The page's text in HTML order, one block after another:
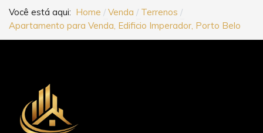
Você está aqui: Home Venda
Terrenos
Apartamento para Venda, Edificio Imperador, Porto Belo